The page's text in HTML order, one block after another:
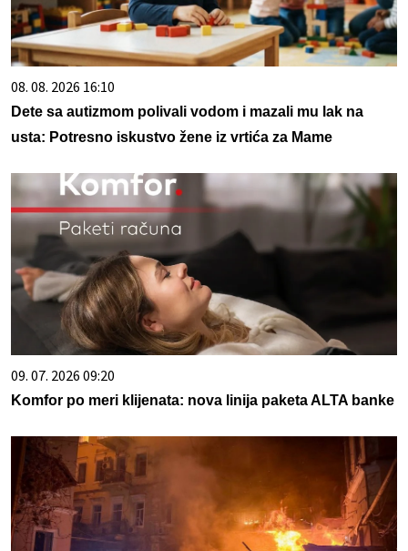
08. 08. 2026 16:10
Dete sa autizmom polivali vodom i mazali mu lak na
usta: Potresno iskustvo žene iz vrtića za Mame
09. 07. 2026 09:20
Komfor po meri klijenata: nova linija paketa ALTA banke